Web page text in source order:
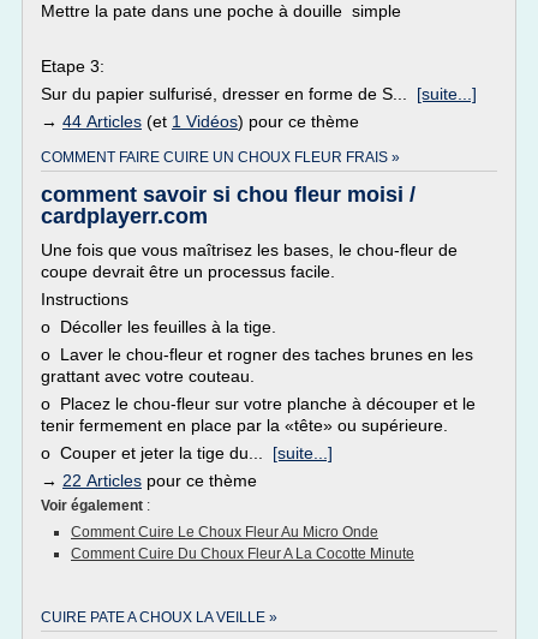
Mettre la pate dans une poche à douille simple
Etape 3:
Sur du papier sulfurisé, dresser en forme de S... [suite...]
→ 44 Articles (et 1 Vidéos) pour ce thème
COMMENT FAIRE CUIRE UN CHOUX FLEUR FRAIS »
comment savoir si chou fleur moisi /
cardplayerr.com
Une fois que vous maîtrisez les bases, le chou-fleur de
coupe devrait être un processus facile.
Instructions
o Décoller les feuilles à la tige.
o Laver le chou-fleur et rogner des taches brunes en les
grattant avec votre couteau.
o Placez le chou-fleur sur votre planche à découper et le
tenir fermement en place par la «tête» ou supérieure.
o Couper et jeter la tige du... [suite...]
→ 22 Articles pour ce thème
Voir également :
Comment Cuire Le Choux Fleur Au Micro Onde
Comment Cuire Du Choux Fleur A La Cocotte Minute
CUIRE PATE A CHOUX LA VEILLE »